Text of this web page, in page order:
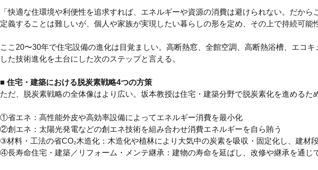
「快適な住環境や利便性を追求すれば、エネルギーや資源の消費は避けられない。だか
定義することは難しいが、個人や家族が実現したい暮らしの形を定め、その上で持続可能
ここ20〜30年で住宅設備の進化は目覚ましい。高断熱窓、全館空調、高断熱浴槽、エコ
した技術進化を土台にした次のステップと言える。
■ 住宅・建築における脱炭素戦略4つの方策
ただ、脱炭素戦略の全体像はより広い。坂本教授は住宅・建築分野で脱炭素化を進めるた
①省エネ：高性能外皮や高効率設備によってエネルギー消費を最小化
②創エネ：太陽光発電などの創エネ技術を組み合わせ消費エネルギーを自ら賄う
③材料・工法の省CO₂木造化：木造化や植林により大気中の炭素を吸収・固定化し、建材
④長寿命住宅・建築／リフォーム・メンテ継承：建物の寿命を延ばし、改修や継承を通じ